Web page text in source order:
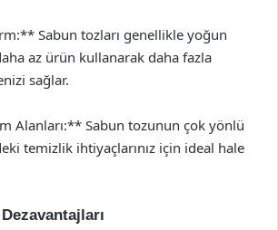
Sabun tozları genellikle yoğun
az ürün kullanarak daha fazla
sağlar.
Alanları:** Sabun tozunun çok yönlü
temizlik ihtiyaçlarınız için ideal hale